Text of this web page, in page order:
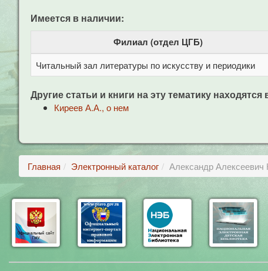
Имеется в наличии:
Филиал (отдел ЦГБ)
Читальный зал литературы по искусству и периодики
Другие статьи и книги на эту тематику находятся
Киреев А.А., о нем
Главная Электронный каталог Александр